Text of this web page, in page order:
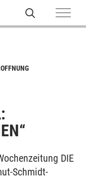
DIE
Schmidt-